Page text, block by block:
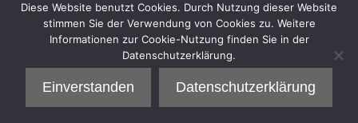
Diese Website benutzt Cookies. Durch Nutzung dieser Website
stimmen Sie der Verwendung von Cookies zu. Weitere
Informationen zur Cookie-Nutzung finden Sie in der
Datenschutzerklärung.
Einverstanden Datenschutzerklärung